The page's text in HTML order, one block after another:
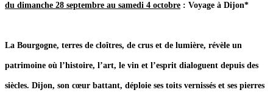
du dimanche 28 septembre au samedi 4 octobre : Voyage à Dijon*
La Bourgogne, terres de cloîtres, de crus et de lumière, révèle un
patrimoine où l’histoire, l’art, le vin et l’esprit dialoguent depuis des
siècles. Dijon, son cœur battant, déploie ses toits vernissés et ses pierres